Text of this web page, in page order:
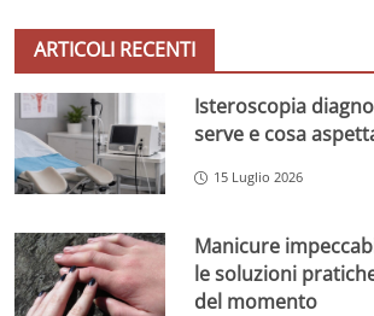
ARTICOLI RECENTI
Isteroscopia
serve e cosa
15 Luglio 2026
Manicure
le soluzioni
del momento